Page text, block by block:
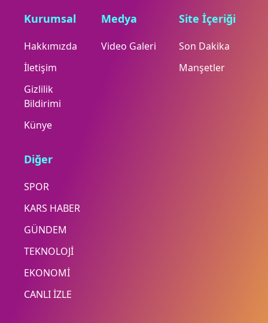
Kurumsal
Hakkımızda
İletişim
Gizlilik
Bildirimi
Künye
Medya
Video Galeri
Site İçeriği
Son Dakika
Manşetler
Diğer
SPOR
KARS HABER
GÜNDEM
TEKNOLOJİ
EKONOMİ
CANLI İZLE